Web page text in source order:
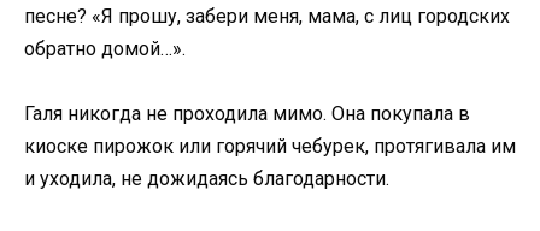
песне? «Я прошу, забери меня, мама, с лиц городских
обратно домой…».
Галя никогда не проходила мимо. Она покупала в
киоске пирожок или горячий чебурек, протягивала им
и уходила, не дожидаясь благодарности.